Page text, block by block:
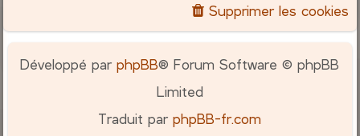
Supprimer les cookies
Développé parphpBB® Forum Software © phpBB
Limited
Traduit parphpBB-fr.com